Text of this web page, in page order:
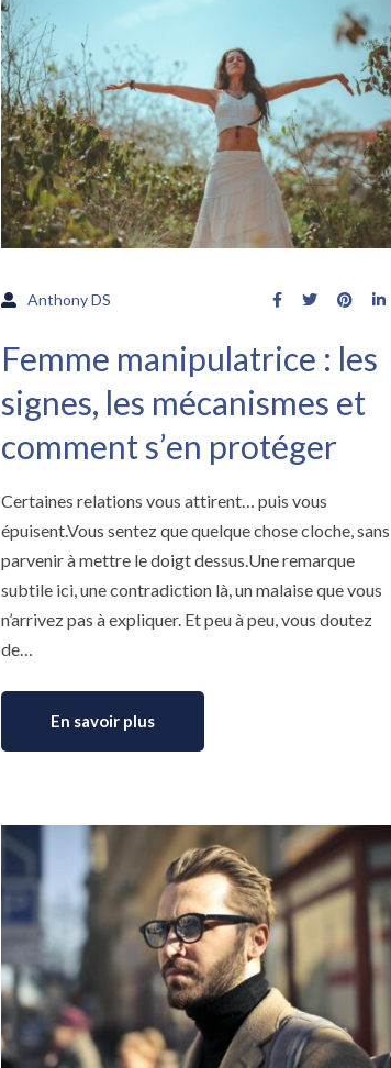
Anthony DS
Femme manipulatrice : les
signes, les mécanismes et
comment s’en protéger
Certaines relations vous attirent… puis vous
épuisent.Vous sentez que quelque chose cloche, sans
parvenir à mettre le doigt dessus.Une remarque
subtile ici, une contradiction là, un malaise que vous
n’arrivez pas à expliquer. Et peu à peu, vous doutez
de…
En savoir plus